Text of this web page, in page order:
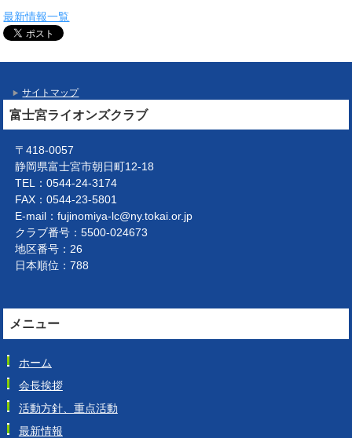
最新情報一覧
サイトマップ
富士宮ライオンズクラブ
〒418-0057
静岡県富士宮市朝日町12-18
TEL：0544-24-3174
FAX：0544-23-5801
E-mail：fujinomiya-lc@ny.tokai.or.jp
クラブ番号：5500-024673
地区番号：26
日本順位：788
メニュー
ホーム
会長挨拶
活動方針、重点活動
最新情報